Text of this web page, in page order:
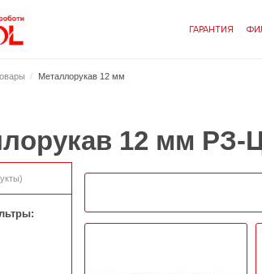
Металлорукав 12 мм
12 мм РЗ-
ГАРАНТИЯ